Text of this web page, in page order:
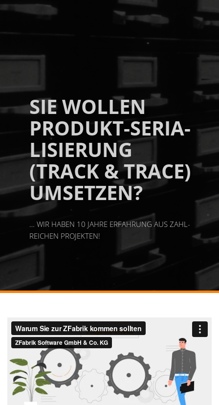
SIE WOLLEN
PRODUKT-­SERIA­
LISIE­RUNG
(TRACK & TRACE)
UM­SETZEN?
… WIR HABEN 10 JAHRE ER­FAH­RUNG AUS ZAHL­
REICHEN PRO­JEKTEN!